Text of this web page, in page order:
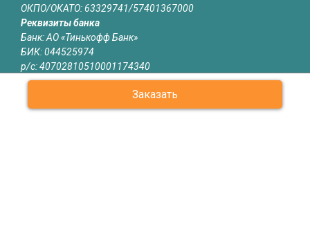
Заказать
ОКПО/ОКАТО: 63329741/57401367000
Реквизиты банка
Банк: АО «Тинькофф Банк»
БИК: 044525974
р/с: 40702810510001174340
к/с: 30101810145250000974
Юридическая информация
Информация на сайте izhevsk.revitech.ru не является публичной